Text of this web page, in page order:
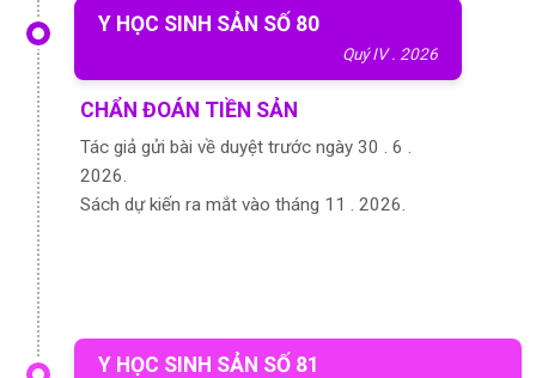
Y HỌC SINH SẢN SỐ 80
Quý IV . 2026
CHẨN ĐOÁN TIỀN SẢN
Tác giả gửi bài về duyệt trước ngày 30 . 6 .
2026.
Sách dự kiến ra mắt vào tháng 11 . 2026.
Y HỌC SINH SẢN SỐ 81